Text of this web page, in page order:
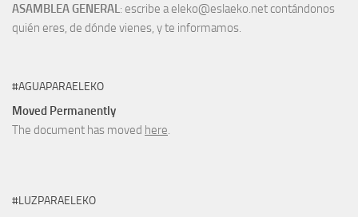
ASAMBLEA GENERAL: escribe a eleko@eslaeko.net contándonos
quién eres, de dónde vienes, y te informamos.
#AGUAPARAELEKO
Moved Permanently
The document has moved here.
#LUZPARAELEKO